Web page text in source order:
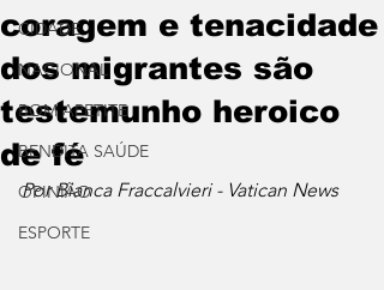
CIDADE
NACIONAL
BOM APETITE
BENDITA SAÚDE
OPINIÃO
ESPORTE
coragem e tenacidade
dos migrantes são
testemunho heroico
de fé
Por Bianca Fraccalvieri - Vatican News